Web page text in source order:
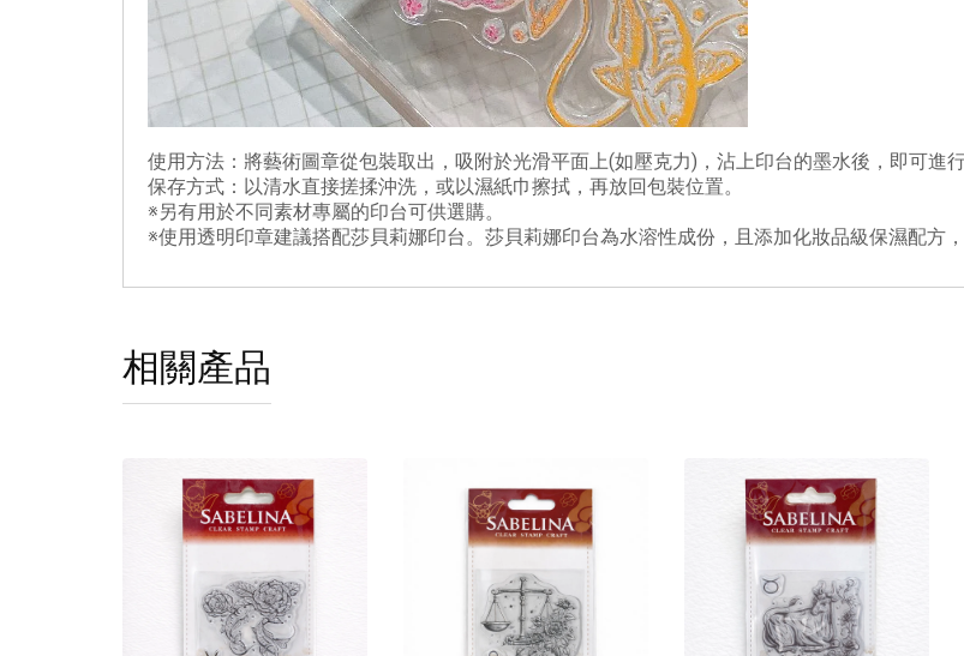
使用方法：將藝術圖章從包裝取出，吸附於光滑平面上(如壓克力)，沾上印台的墨水後，即可進
保存方式：以清水直接搓揉沖洗，或以濕紙巾擦拭，再放回包裝位置。
※另有用於不同素材專屬的印台可供選購。
※使用透明印章建議搭配莎貝莉娜印台。莎貝莉娜印台為水溶性成份，且添加化妝品級保濕配方
相關產品